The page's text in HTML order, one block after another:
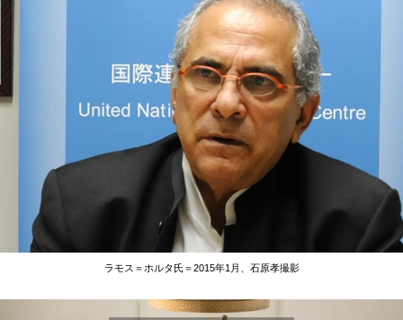
ラモス＝ホルタ氏＝2015年1月、石原孝撮影